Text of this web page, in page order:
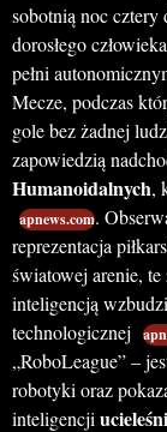
sobotnią noc
dorosłego
pełni
Mecze, podczas
gole bez żadnej
zapowiedzią
Humanoidalnych,
apnews.com.
reprezentacja
światowej arenie, te
inteligencją
technologicznej
„RoboLeague” –
robotyki oraz
inteligencji